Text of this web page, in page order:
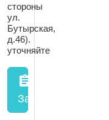
стороны
ул.
Бутырская,
д.46).
уточняйте
assignment
Запись на прием